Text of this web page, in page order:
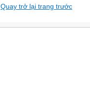
Quay trở lại trang trước